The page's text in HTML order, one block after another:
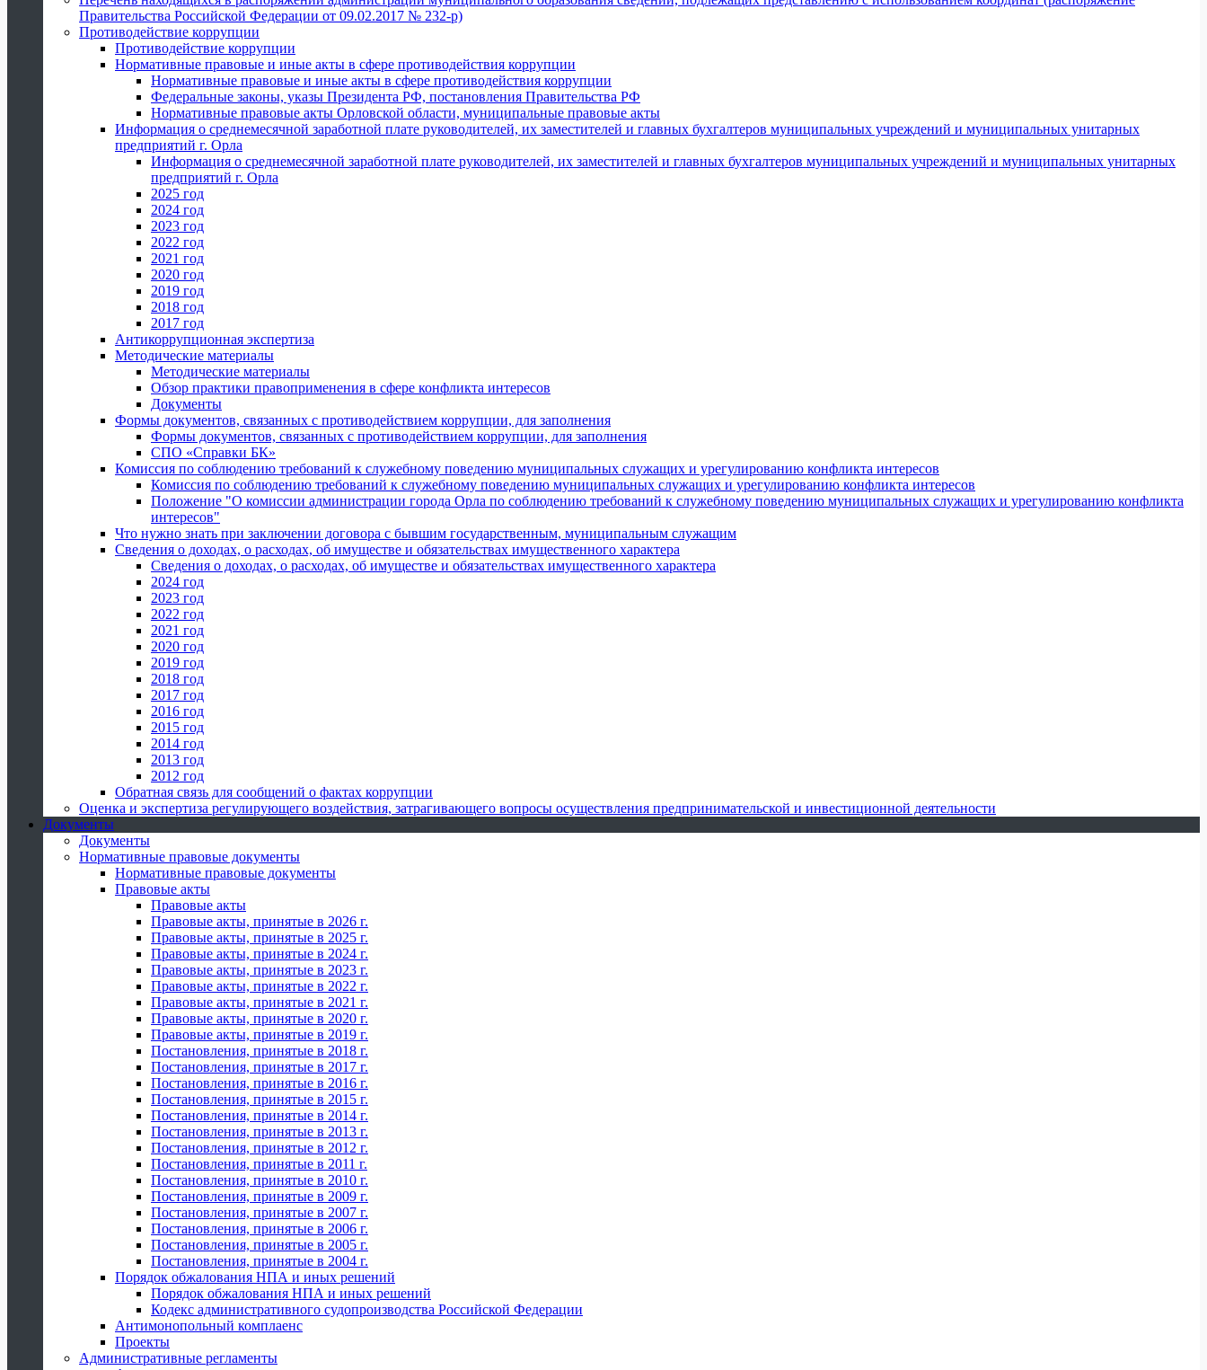
Правительства Российской Федерации от 09.02.2017 № 232-р)
Противодействие коррупции
Противодействие коррупции
Нормативные правовые и иные акты в сфере противодействия коррупции
Нормативные правовые и иные акты в сфере противодействия коррупции
Федеральные законы, указы Президента РФ, постановления Правительства РФ
Нормативные правовые акты Орловской области, муниципальные правовые акты
Информация о среднемесячной заработной плате руководителей, их заместителей и главных бухгалтеров муниципальных учреждений и муниципальных унитарных
предприятий г. Орла
Информация о среднемесячной заработной плате руководителей, их заместителей и главных бухгалтеров муниципальных учреждений и муниципальных унитарных
предприятий г. Орла
2025 год
2024 год
2023 год
2022 год
2021 год
2020 год
2019 год
2018 год
2017 год
Антикоррупционная экспертиза
Методические материалы
Методические материалы
Обзор практики правоприменения в сфере конфликта интересов
Документы
Формы документов, связанных с противодействием коррупции, для заполнения
Формы документов, связанных с противодействием коррупции, для заполнения
СПО «Справки БК»
Комиссия по соблюдению требований к служебному поведению муниципальных служащих и урегулированию конфликта интересов
Комиссия по соблюдению требований к служебному поведению муниципальных служащих и урегулированию конфликта интересов
Положение "О комиссии администрации города Орла по соблюдению требований к служебному поведению муниципальных служащих и урегулированию конфликта
интересов"
Что нужно знать при заключении договора с бывшим государственным, муниципальным служащим
Сведения о доходах, о расходах, об имуществе и обязательствах имущественного характера
Сведения о доходах, о расходах, об имуществе и обязательствах имущественного характера
2024 год
2023 год
2022 год
2021 год
2020 год
2019 год
2018 год
2017 год
2016 год
2015 год
2014 год
2013 год
2012 год
Обратная связь для сообщений о фактах коррупции
Оценка и экспертиза регулирующего воздействия, затрагивающего вопросы осуществления предпринимательской и инвестиционной деятельности
Документы
Документы
Нормативные правовые документы
Нормативные правовые документы
Правовые акты
Правовые акты
Правовые акты, принятые в 2026 г.
Правовые акты, принятые в 2025 г.
Правовые акты, принятые в 2024 г.
Правовые акты, принятые в 2023 г.
Правовые акты, принятые в 2022 г.
Правовые акты, принятые в 2021 г.
Правовые акты, принятые в 2020 г.
Правовые акты, принятые в 2019 г.
Постановления, принятые в 2018 г.
Постановления, принятые в 2017 г.
Постановления, принятые в 2016 г.
Постановления, принятые в 2015 г.
Постановления, принятые в 2014 г.
Постановления, принятые в 2013 г.
Постановления, принятые в 2012 г.
Постановления, принятые в 2011 г.
Постановления, принятые в 2010 г.
Постановления, принятые в 2009 г.
Постановления, принятые в 2007 г.
Постановления, принятые в 2006 г.
Постановления, принятые в 2005 г.
Постановления, принятые в 2004 г.
Порядок обжалования НПА и иных решений
Порядок обжалования НПА и иных решений
Кодекс административного судопроизводства Российской Федерации
Антимонопольный комплаенс
Проекты
Административные регламенты